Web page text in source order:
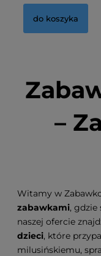
do koszyka
–
Witamy w
zabawkami, gdzie
naszej ofercie
dzieci, które
milusińskiemu,